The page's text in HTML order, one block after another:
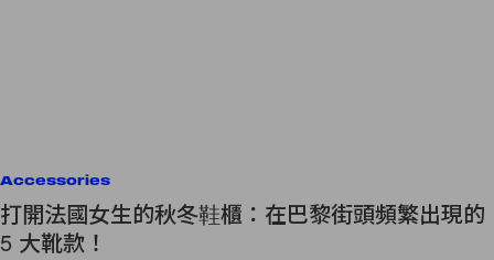
打開法國女生的秋冬鞋櫃：在巴黎街頭頻繁出現的
5 大靴款！
穿皮靴的季節又臨近，時裝店也陳列出各樣新款，我們也是時候檢視一下